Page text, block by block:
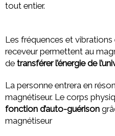
tout entier.
Les fréquences et
receveur permettent au
de transférer l’énergie de
La personne entrera en
magnétiseur. Le corps
fonction d’auto-guérison
magnétiseur